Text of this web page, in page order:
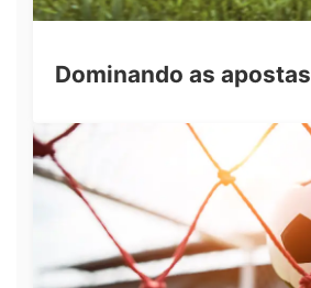
Dominando as apostas